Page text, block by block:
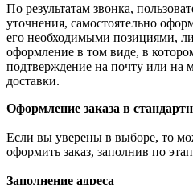
По результатам звонка,
уточнения, самостоятельно
его необходимыми позициями,
оформление в том виде, в
подтверждение на почту или на
доставки.
Оформление заказа в
Если вы уверены в выборе, то
оформить заказ, заполнив по
Заполнение адреса